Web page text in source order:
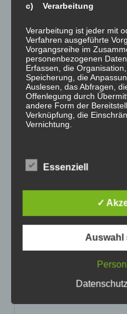
Beitragsnavigation
Plan B – Zuverlässig, auch
in Extremsituationen!
Schreibe einen
Kommentar*
c) Verarbeitung
Verarbeitung ist jeder mit
Verfahren ausgeführte
Vorgangsreihe im
personenbezogenen
Erfassen, die
Speicherung, die
Auslesen, das Abfragen,
Offenlegung durch
andere Form der
Verknüpfung, die
Vernichtung.
d) Einschränkung der
gespeicherter
ihre künftige Verarbeitung
Profiling ist jede Art der
personenbezogener
personenbezogenen
bestimmte persönliche
um Aspekte bezüglich
Essenziell
✓
Auswahl